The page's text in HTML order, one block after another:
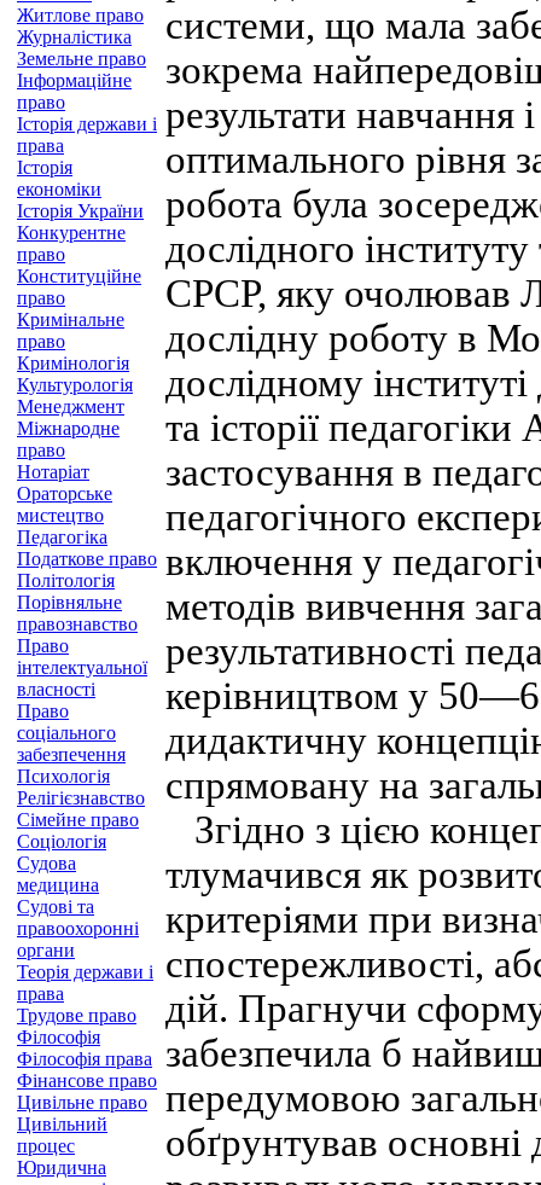
Житлове право
Журналістика
Земельне право
Інформаційне
право
Історія держави і
права
Історія
економіки
Історія України
Конкурентне
право
Конституційне
право
Кримінальне
право
Кримінологія
Культурологія
Менеджмент
Міжнародне
право
Нотаріат
Ораторське
мистецтво
Педагогіка
Податкове право
Політологія
Порівняльне
правознавство
Право
інтелектуальної
власності
Право
соціального
забезпечення
Психологія
Релігієзнавство
Сімейне право
Соціологія
Судова
медицина
Судові та
правоохоронні
органи
Теорія держави і
права
Трудове право
Філософія
Філософія права
Фінансове право
Цивільне право
Цивільний
процес
Юридична
системи, що мала
зокрема
результати навчання
оптимального рівня
робота була
дослідного
СРСР, яку очолював
дослідну роботу в
дослідному
та історії
застосування в
педагогічного
включення у
методів вивчення
результативності
керівництвом у
дидактичну
спрямовану на
Згідно з цією
тлумачився як
критеріями при
спостережливості,
дій. Прагнучи
забезпечила б
передумовою
обґрунтував